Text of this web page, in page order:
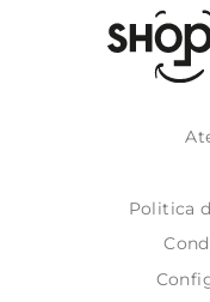
Politica